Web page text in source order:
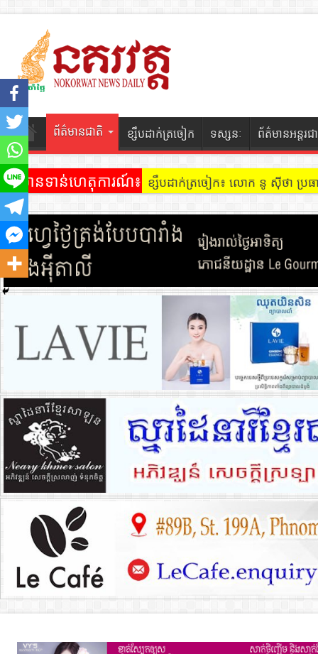
ព័ត៌មានជាតិ ខ្សឹបដាក់ត្រចៀក ទស្សនៈ ព័ត៌មានអន្តរជ
ព័ត៌មានទាន់ហេតុការណ៍៖ ខ្សឹបដាក់ត្រចៀក ៖ អគារ Sky 31